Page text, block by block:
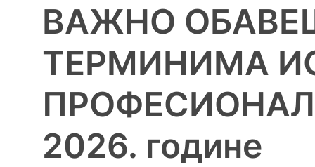
ВАЖНО
ТЕРМИНИМА
2026. године